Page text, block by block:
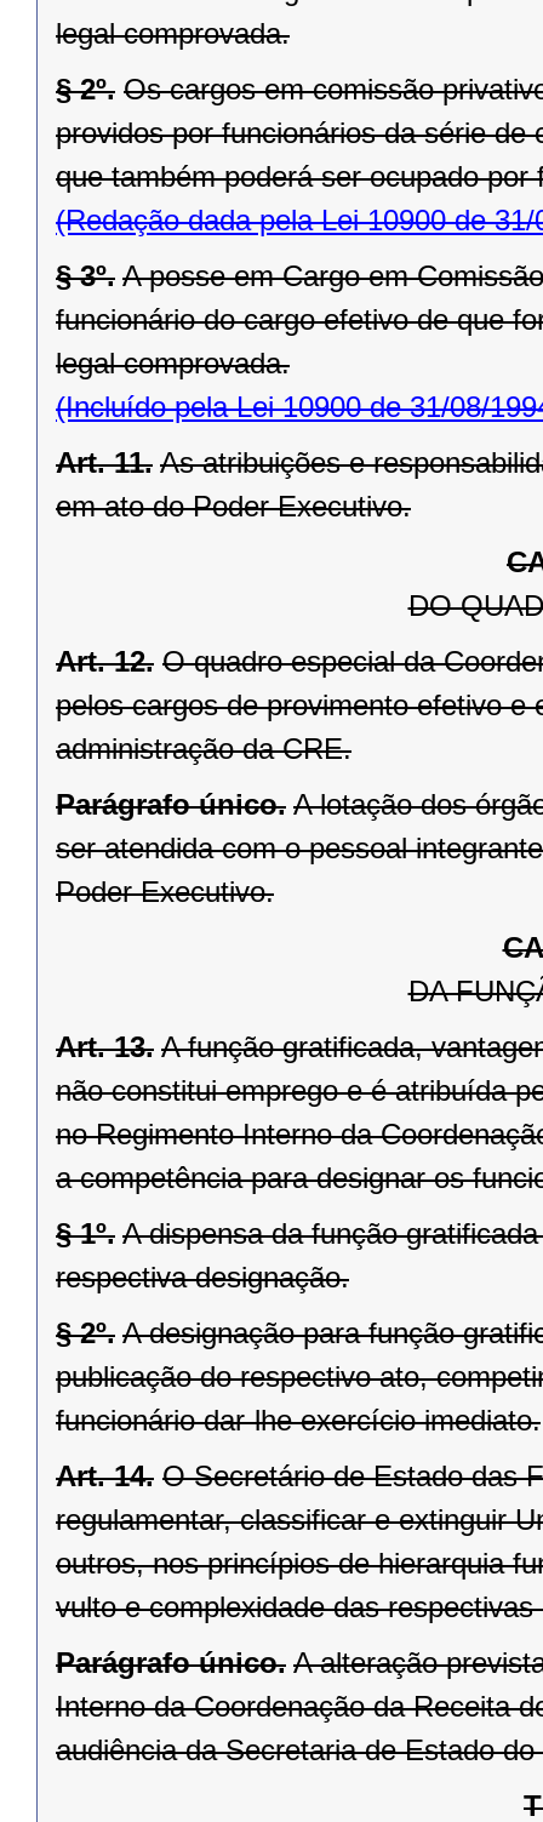
legal comprovada.
§ 2º. Os cargos em comissão
providos por funcionários da série
que também poderá ser ocupado
(Redação dada pela Lei 10900 de 31/
§ 3º. A posse em Cargo em
funcionário do cargo efetivo de que
legal comprovada.
(Incluído pela Lei 10900 de 31/08/
Art. 11. As atribuições e
em ato do Poder Executivo.
DO
Art. 12. O quadro especial da
pelos cargos de provimento efetivo
administração da CRE.
Parágrafo único. A lotação dos
ser atendida com o pessoal
Poder Executivo.
DA
Art. 13. A função gratificada,
não constitui emprego e é atribuída
no Regimento Interno da
a competência para designar os
§ 1º. A dispensa da função
respectiva designação.
§ 2º. A designação para função
publicação do respectivo ato,
funcionário dar-lhe exercício imediato.
Art. 14. O Secretário de Estado das
regulamentar, classificar e extinguir
outros, nos princípios de hierarquia
vulto e complexidade das respectivas
Parágrafo único. A alteração
Interno da Coordenação da Receita
audiência da Secretaria de Estado